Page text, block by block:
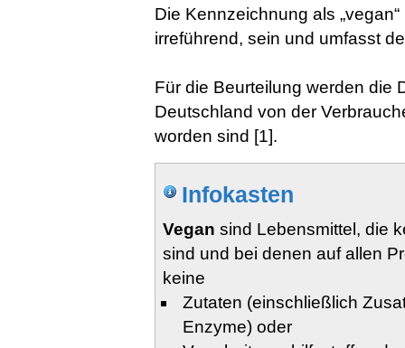
Die Kennzeichnung als
irreführend, sein und umfasst
Für die Beurteilung werden die
Deutschland von der
worden sind [1].
Infokasten
Vegan sind Lebensmittel, die
sind und bei denen auf allen
keine
Zutaten (einschließlich
Enzyme) oder